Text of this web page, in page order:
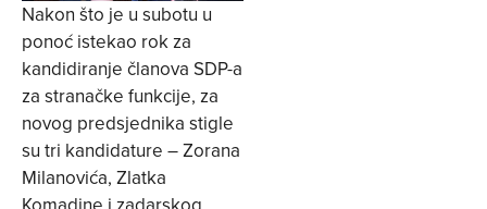
Nakon što je u subotu u
ponoć istekao rok za
kandidiranje članova SDP-a
za stranačke funkcije, za
novog predsjednika stigle
su tri kandidature – Zorana
Milanovića, Zlatka